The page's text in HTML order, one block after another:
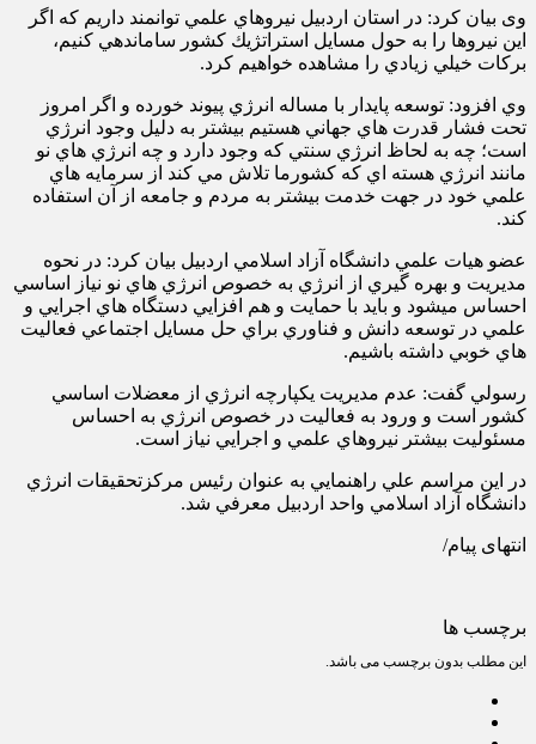
وی بيان كرد: در استان اردبيل نيروهاي علمي توانمند داريم كه اگر
اين نيروها را به حول مسايل استراتژيك كشور ساماندهي كنيم،
بركات خيلي زيادي را مشاهده خواهيم كرد.
وي افزود: توسعه پايدار با مساله انرژي پيوند خورده و اگر امروز
تحت فشار قدرت هاي جهاني هستيم بيشتر به دليل وجود انرژي
است؛ چه به لحاظ انرژي سنتي كه وجود دارد و چه انرژي هاي نو
مانند انرژي هسته اي كه كشورما تلاش مي كند از سرمايه هاي
علمي خود در جهت خدمت بيشتر به مردم و جامعه از آن استفاده
كند.
عضو هيات علمي دانشگاه آزاد اسلامي اردبيل بيان كرد: در نحوه
مديريت و بهره گيري از انرژي به خصوص انرژي هاي نو نياز اساسي
احساس ميشود و بايد با حمايت و هم افزايي دستگاه هاي اجرايي و
علمي در توسعه دانش و فناوري براي حل مسايل اجتماعي فعاليت
هاي خوبي داشته باشيم.
رسولي گفت: عدم مديريت يكپارچه انرژي از معضلات اساسي
كشور است و ورود به فعاليت در خصوص انرژي به احساس
مسئوليت بيشتر نيروهاي علمي و اجرايي نياز است.
در اين مراسم علي راهنمايي به عنوان رئيس مركزتحقيقات انرژي
دانشگاه آزاد اسلامي واحد اردبيل معرفي شد.
انتهای پیام/
برچسب ها
این مطلب بدون برچسب می باشد.